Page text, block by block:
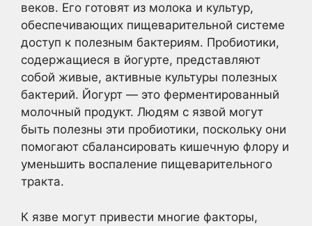
веков. Его готовят из молока и культур,
обеспечивающих пищеварительной системе
доступ к полезным бактериям. Пробиотики,
содержащиеся в йогурте, представляют
собой живые, активные культуры полезных
бактерий. Йогурт — это ферментированный
молочный продукт. Людям с язвой могут
быть полезны эти пробиотики, поскольку они
помогают сбалансировать кишечную флору и
уменьшить воспаление пищеварительного
тракта.
К язве могут привести многие факторы,